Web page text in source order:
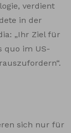
verdient
in der
„Ihr Ziel für
quo im US-
sich nur für